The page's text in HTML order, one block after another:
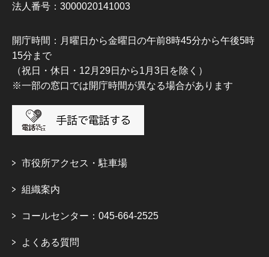
法人番号：3000020141003
開庁時間：月曜日から金曜日の午前8時45分から午後5時
15分まで
（祝日・休日・12月29日から1月3日を除く）
※一部の窓口では開庁時間が異なる場合があります
市役所アクセス・駐車場
組織案内
コールセンター：045-664-2525
よくある質問